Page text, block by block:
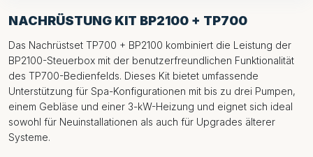
NACHRÜSTUNG KIT BP2100 + TP700
Das Nachrüstset TP700 + BP2100 kombiniert die Leistung der
BP2100-Steuerbox mit der benutzerfreundlichen Funktionalität
des TP700-Bedienfelds. Dieses Kit bietet umfassende
Unterstützung für Spa-Konfigurationen mit bis zu drei Pumpen,
einem Gebläse und einer 3-kW-Heizung und eignet sich ideal
sowohl für Neuinstallationen als auch für Upgrades älterer
Systeme.